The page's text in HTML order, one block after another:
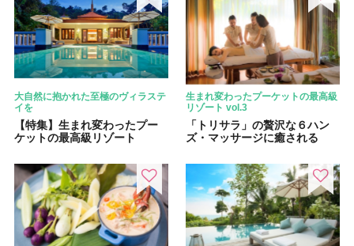
大自然に抱かれた至極のヴィラステ
イを
【特集】生まれ変わったプー
ケットの最高級リゾート
生まれ変わったプーケットの最高級
リゾート vol.3
「トリサラ」の贅沢な６ハン
ズ・マッサージに癒される